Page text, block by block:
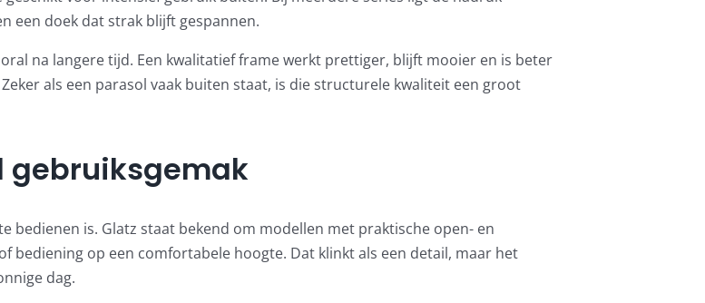
een doek dat strak blijft gespannen.
na langere tijd. Een kwalitatief frame werkt prettiger, blijft mooier en is beter
als een parasol vaak buiten staat, is die structurele kwaliteit een groot
gebruiksgemak
bedienen is. Glatz staat bekend om modellen met praktische open- en
bediening op een comfortabele hoogte. Dat klinkt als een detail, maar het
dag.